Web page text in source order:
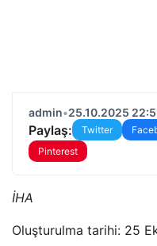
admin•25.10.2025
Paylaş: Twitter
Pinterest
İHA
Oluşturulma tarihi: 25